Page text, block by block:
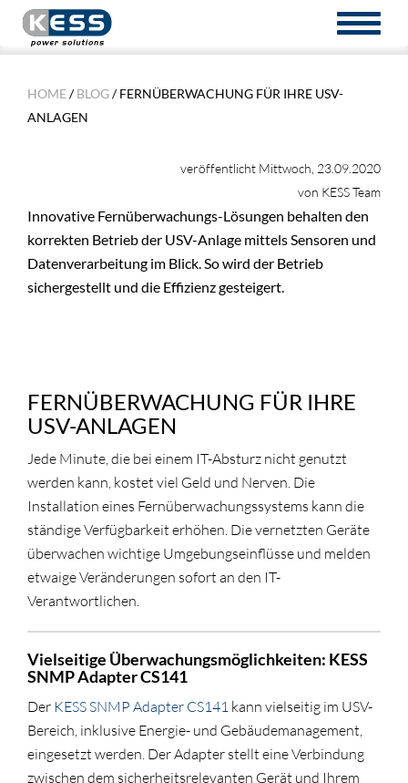
HOME/BLOG/ FERNÜBERWACHUNG FÜR IHRE USV-
ANLAGEN
veröffentlicht Mittwoch, 23.09.2020
von KESS Team
Innovative Fernüberwachungs-Lösungen behalten den
korrekten Betrieb der USV-Anlage mittels Sensoren und
Datenverarbeitung im Blick. So wird der Betrieb
sichergestellt und die Effizienz gesteigert.
FERNÜBERWACHUNG FÜR IHRE
USV-ANLAGEN
Jede Minute, die bei einem IT-Absturz nicht genutzt
werden kann, kostet viel Geld und Nerven. Die
Installation eines Fernüberwachungssystems kann die
ständige Verfügbarkeit erhöhen. Die vernetzten Geräte
überwachen wichtige Umgebungseinflüsse und melden
etwaige Veränderungen sofort an den IT-
Verantwortlichen.
Vielseitige Überwachungsmöglichkeiten: KESS
SNMP Adapter CS141
Der KESS SNMP Adapter CS141 kann vielseitig im USV-
Bereich, inklusive Energie- und Gebäudemanagement,
eingesetzt werden. Der Adapter stellt eine Verbindung
zwischen dem sicherheitsrelevanten Gerät und Ihrem